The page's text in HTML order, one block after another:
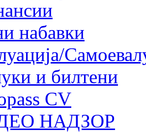
набавки
и билтени
CV
НАДЗОР